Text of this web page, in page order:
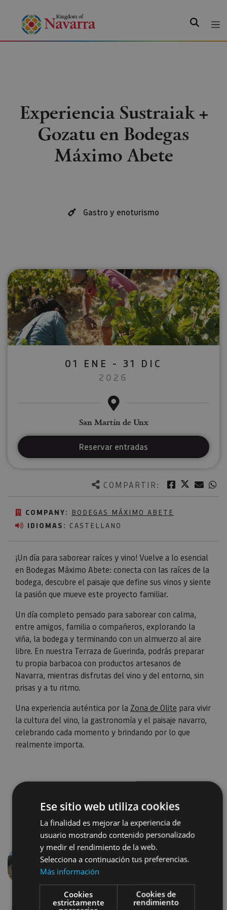
Search
Experiencia Sustraiak +
Gozatu en Bodegas
Máximo Abete
Gastro y enoturismo
COMPARTIR: Facebook
Twitter
COMPANY: BODEGAS MÁXIMO ABETE
IDIOMAS: CASTELLANO
¡Un día para saborear raíces y vino! Vuelve a lo esencial
en Bodegas Máximo Abete: conecta con las raíces de la
bodega, descubre el paisaje que define sus vinos y siente
la pasión que mueve este proyecto familiar.
Un día completo pensado para saborear con calma,
entre amigos, familia o compañeros, explorando la
viña, la bodega y terminando con un almuerzo al aire
libre. En nuestra Terraza de Guerinda, podrás preparar
tu propia barbacoa con productos artesanos de
Navarra, mientras disfrutas del vino y del entorno, sin
prisas y a tu ritmo.
Una experiencia auténtica por la Zona de Olite para vivir
la cultura del vino, la gastronomía y el paisaje navarro,
celebrando cada momento y brindando por lo que
realmente importa.
01 ENE - 31 DIC
2026
San Martín de Unx
Reservar entradas
Previous
Ese sitio web utiliza cookies
La finalidad es mejorar la experiencia de
usuario mostrando contenido personalizado
y medir el rendimiento de la web.
Selecciona a continuación tus preferencias.
Más información
Cookies
estrictamente
Cookies de
rendimiento